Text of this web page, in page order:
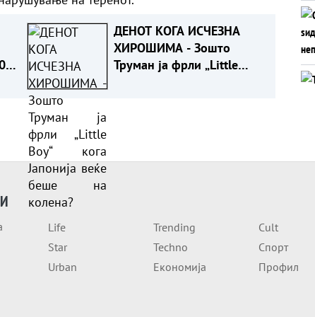
ДЕНОТ КОГА ИСЧЕЗНА
ХИРОШИМА - Зошто
Труман ја фрли „Little
Life
Star
Urban
Trending
Techno
Економија
Cult
Спорт
Профил